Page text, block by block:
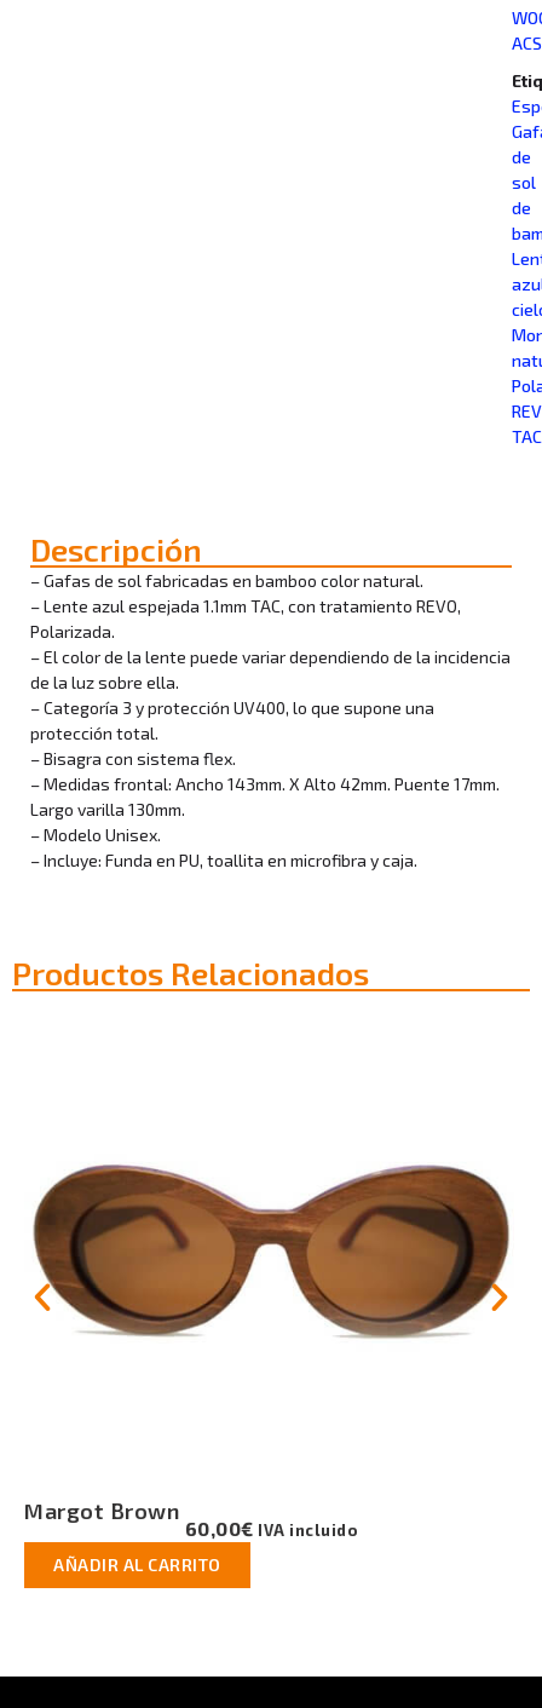
ACS
de
sol
de
TAC
Descripción
– Gafas de sol fabricadas en bamboo color natural.
– Lente azul espejada 1.1mm TAC, con tratamiento REVO,
Polarizada.
– El color de la lente puede variar dependiendo de la incidencia
de la luz sobre ella.
– Categoría 3 y protección UV400, lo que supone una
protección total.
– Bisagra con sistema flex.
– Medidas frontal: Ancho 143mm. X Alto 42mm. Puente 17mm.
Largo varilla 130mm.
– Modelo Unisex.
– Incluye: Funda en PU, toallita en microfibra y caja.
Productos Relacionados
Margot Natural
60,00€ IVA incluido
AÑADIR AL CARRITO